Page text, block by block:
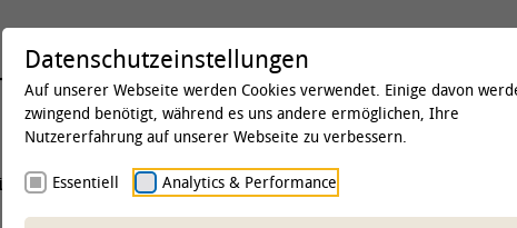
& Institute Institute Institut für
Datenschutzeinstellungen
Auf unserer Webseite werden Cookies verwendet. Einige davon
zwingend benötigt, während es uns andere ermöglichen, Ihre
Nutzererfahrung auf unserer Webseite zu verbessern.
Essentiell Analytics & Performance